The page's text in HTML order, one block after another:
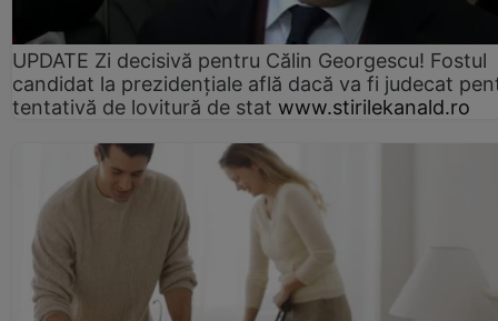
UPDATE Zi decisivă pentru Călin Georgescu! Fostul
candidat la prezidențiale află dacă va fi judecat
tentativă de lovitură de stat www.stirilekanald.ro